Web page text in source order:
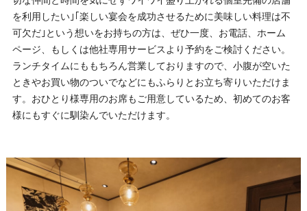
を利用したい｣｢楽しい宴会を成功させるために美味しい料理は不
可欠だ｣という想いをお持ちの方は、ぜひ一度、お電話、ホーム
ページ、もしくは他社専用サービスより予約をご検討ください。
ランチタイムにももちろん営業しておりますので、小腹が空いた
ときやお買い物のついでなどにもふらりとお立ち寄りいただけま
す。おひとり様専用のお席もご用意しているため、初めてのお客
様にもすぐに馴染んでいただけます。